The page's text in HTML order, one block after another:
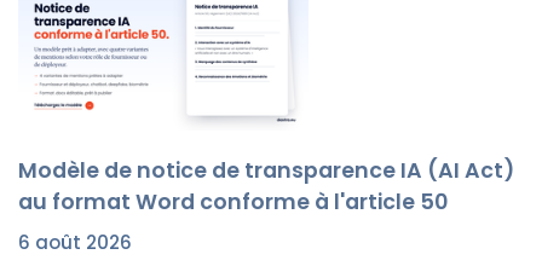
Modèle de notice de transparence IA (AI Act)
au format Word conforme à l'article 50
6 août 2026